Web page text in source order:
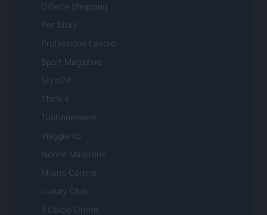
Offerte Shopping
Pet Story
Professione Lavoro
Sport Magazine
Style24
Think.it
Tuobenessere
Viaggiamo
Nonne Magazine
Milano Cortina
Luxury Club
Il Calcio Online